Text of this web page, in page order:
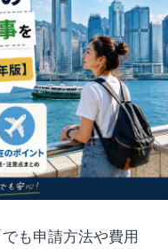
も申請方法や費用